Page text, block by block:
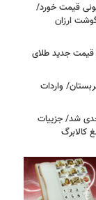
قیمت خورد/
گوشت ارزان
قیمت جدید طلای
واردات
جدی شد/ جزییات
کالابرگ